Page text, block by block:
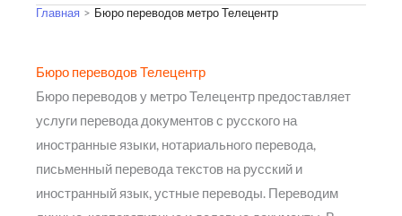
Главная Бюро переводов метро Телецентр
Бюро переводов Телецентр
Бюро переводов у метро Телецентр предоставляет
услуги перевода документов с русского на
иностранные языки, нотариального перевода,
письменный перевода текстов на русский и
иностранный язык, устные переводы. Переводим